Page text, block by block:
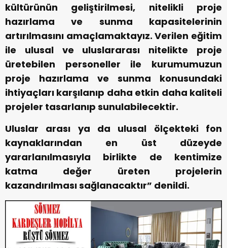
kültürünün geliştirilmesi, nitelikli proje
hazırlama ve sunma kapasitelerinin
artırılmasını amaçlamaktayız. Verilen eğitim
ile ulusal ve uluslararası nitelikte proje
üretebilen personeller ile kurumumuzun
proje hazırlama ve sunma konusundaki
ihtiyaçları karşılanıp daha etkin daha kaliteli
projeler tasarlanıp sunulabilecektir.
Uluslar arası ya da ulusal ölçekteki fon
kaynaklarından en üst düzeyde
yararlanılmasıyla birlikte de kentimize
katma değer üreten projelerin
kazandırılması sağlanacaktır” denildi.